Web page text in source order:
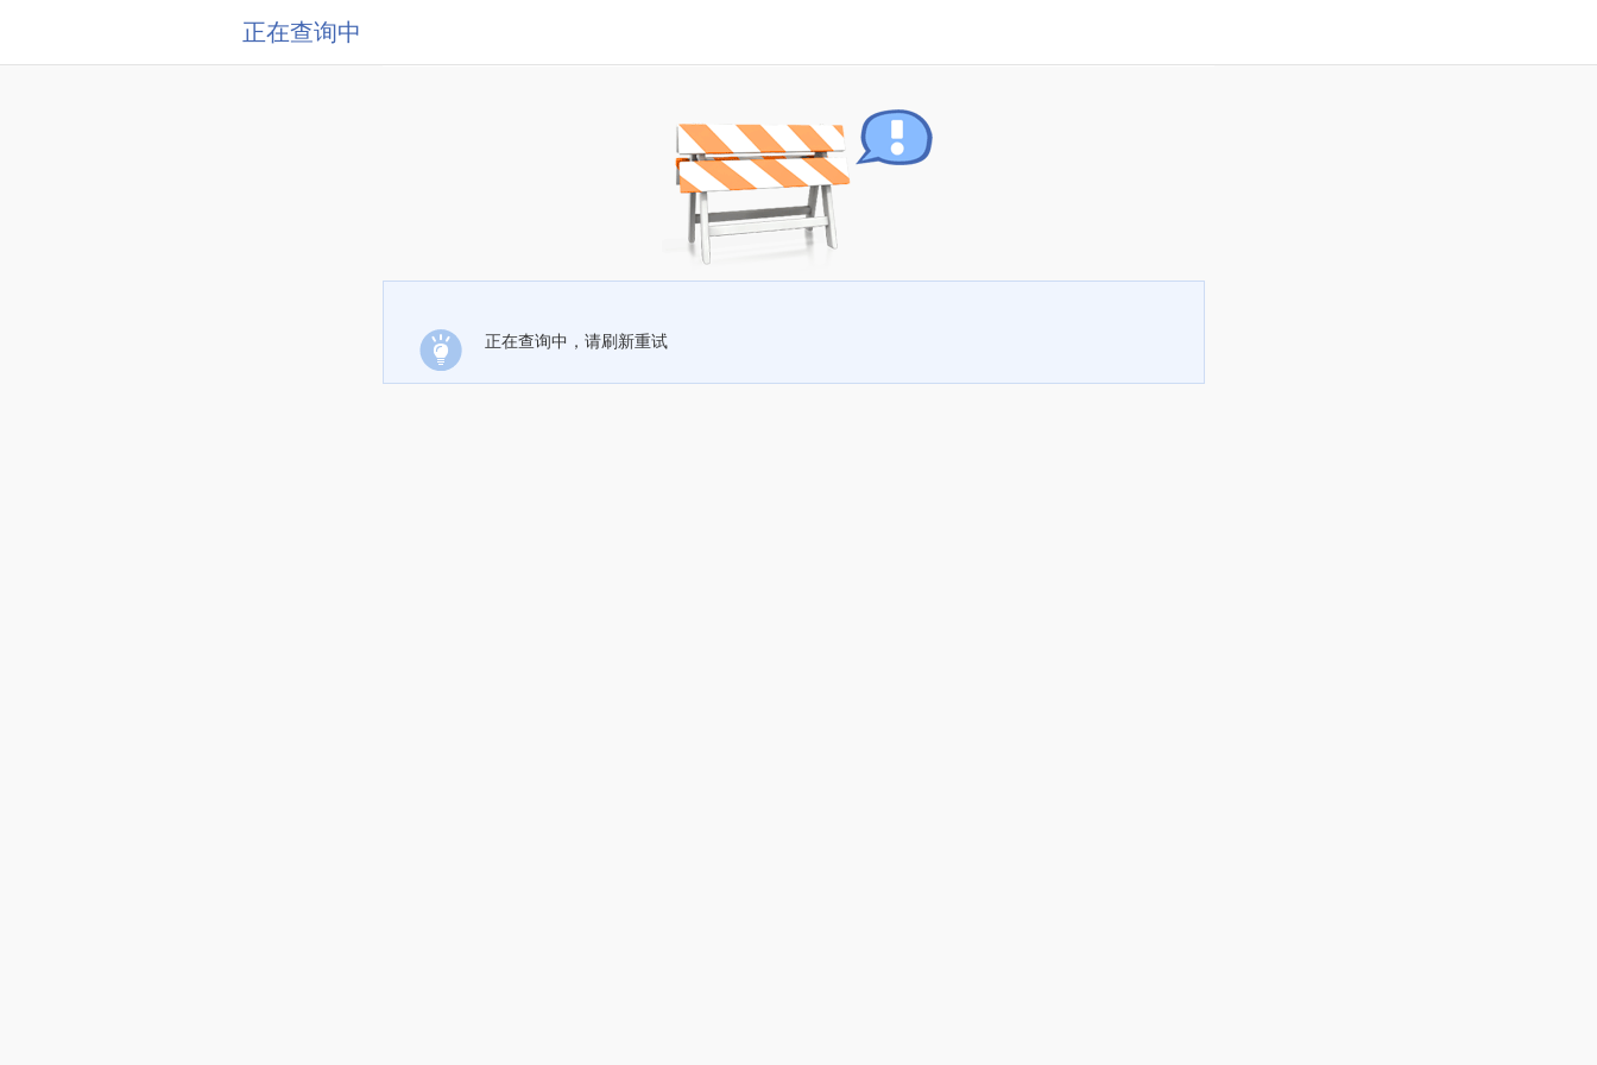
正在查询中
正在查询中，请刷新重试